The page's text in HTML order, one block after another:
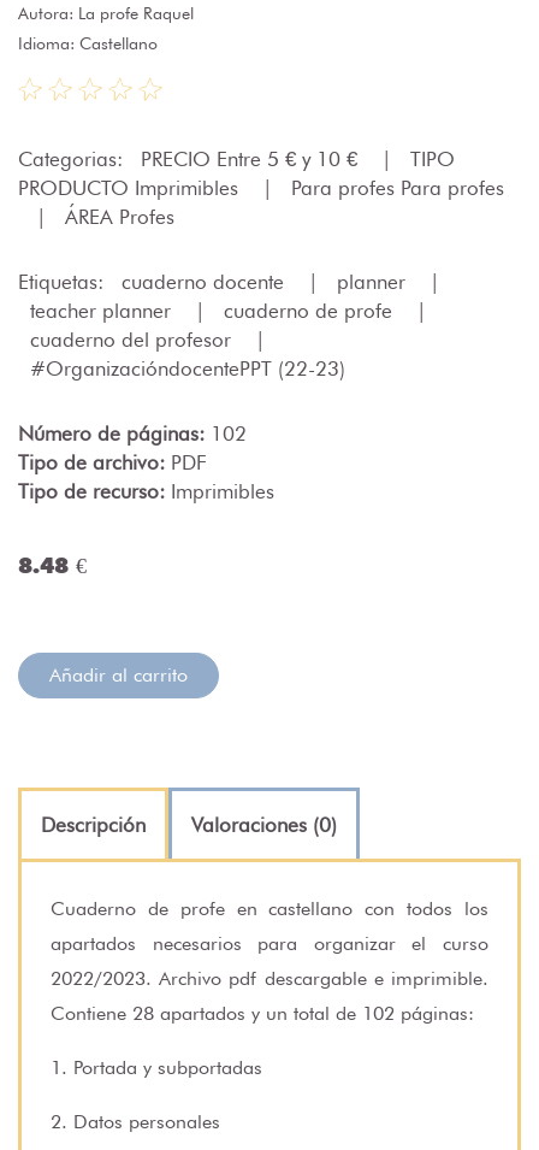
Autora: La profe Raquel
Idioma: Castellano
Categorias: PRECIO Entre 5 € y 10 €
TIPO
PRODUCTO Imprimibles
Para profes Para profes
ÁREA Profes
Etiquetas: cuaderno docente planner
teacher planner
cuaderno de profe
cuaderno del profesor
#OrganizacióndocentePPT (22-23)
Número de páginas: 102
Tipo de archivo: PDF
Tipo de recurso: Imprimibles
8.48 €
Añadir al carrito
Descripción Valoraciones (0)
Cuaderno de profe en castellano con todos los
apartados necesarios para organizar el curso
2022/2023. Archivo pdf descargable e imprimible.
Contiene 28 apartados y un total de 102 páginas:
1. Portada y subportadas
2. Datos personales